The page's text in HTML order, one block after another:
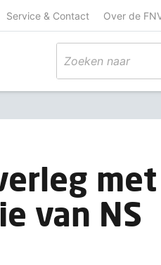
Service & Contact Over de
met
van NS